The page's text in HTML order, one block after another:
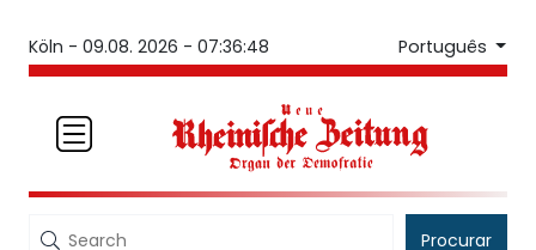
Köln - 09.08. 2026 - 07:36:49 Português
Procurar